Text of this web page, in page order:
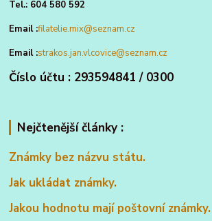
Tel.: 604 580 592
Email :filatelie.mix@seznam.cz
Email :strakos.jan.vlcovice@seznam.cz
Číslo účtu : 293594841 / 0300
Nejčtenější články :
Známky bez názvu státu.
Jak ukládat známky.
Jakou hodnotu mají poštovní známky.